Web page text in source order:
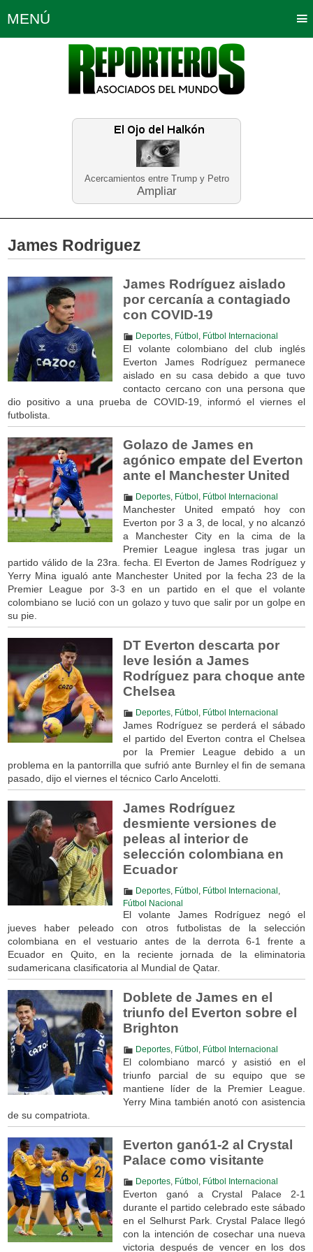
Acercamientos entre Trump y Petro
Ampliar
MENÚ
Política Opinión Bogotá
Planeta Tierra Deportes
Educación Neira
James Rodriguez
James Rodríguez aislado
por cercanía a contagiado
con COVID-19
Deportes, Fútbol Fútbol Internacional
El volante colombiano del club inglés
Everton James Rodríguez permanece
aislado en su casa debido a que tuvo
contacto cercano con una persona que
dio positivo a una prueba de COVID-19, informó el viernes el
futbolista.
Golazo de James en
agónico empate del Everton
ante el Manchester United
Deportes, Fútbol Fútbol Internacional
Manchester United empató hoy con
Everton por 3 a 3, de local, y no alcanzó
a Manchester City en la cima de la
Premier League inglesa tras jugar un
partido válido de la 23ra. fecha. El Everton de James Rodríguez y
Yerry Mina igualó ante Manchester United por la fecha 23 de la
Premier League por 3-3 en un partido en el que el volante
colombiano se lució con un golazo y tuvo que salir por un golpe en
su pie.
DT Everton descarta por
leve lesión a James
Rodríguez para choque ante
Chelsea
Deportes, Fútbol Fútbol Internacional
James Rodríguez se perderá el sábado
el partido del Everton contra el Chelsea
por la Premier League debido a un
problema en la pantorrilla que sufrió ante Burnley el fin de semana
pasado, dijo el viernes el técnico Carlo Ancelotti.
James Rodríguez
desmiente versiones de
peleas al interior de
selección colombiana en
Ecuador
Deportes, Fútbol Fútbol Internacional
Fútbol Nacional
El volante James Rodríguez negó el
jueves haber peleado con otros futbolistas de la selección
colombiana en el vestuario antes de la derrota 6-1 frente a
Ecuador en Quito, en la reciente jornada de la eliminatoria
sudamericana clasificatoria al Mundial de Qatar.
Doblete de James en el
triunfo del Everton sobre el
Brighton
Deportes, Fútbol Fútbol Internacional
El colombiano marcó y asistió en el
triunfo parcial de su equipo que se
mantiene líder de la Premier League.
Yerry Mina también anotó con asistencia
de su compatriota.
Everton ganó1-2 al Crystal
Palace como visitante
Deportes, Fútbol Fútbol Internacional
Everton ganó a Crystal Palace 2-1
durante el partido celebrado este sábado
en el Selhurst Park. Crystal Palace llegó
con la intención de cosechar una nueva
victoria después de vencer en los dos